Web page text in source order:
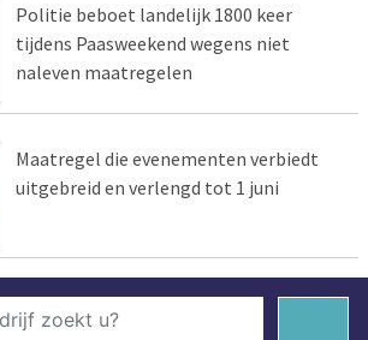
Politie beboet landelijk 1800 keer
tijdens Paasweekend wegens niet
naleven maatregelen
Maatregel die evenementen verbiedt
uitgebreid en verlengd tot 1 juni